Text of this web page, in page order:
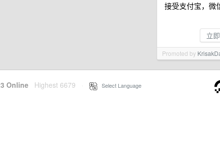
接受支付宝，微
立
Promoted by
Online Highest 6679 Select Language